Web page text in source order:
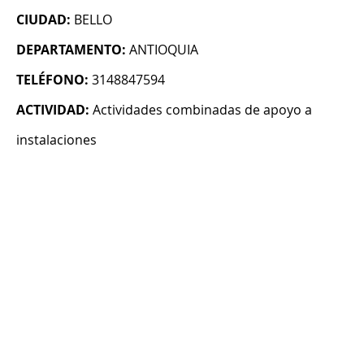
CIUDAD: BELLO
DEPARTAMENTO: ANTIOQUIA
TELÉFONO: 3148847594
ACTIVIDAD: Actividades combinadas de apoyo a
instalaciones